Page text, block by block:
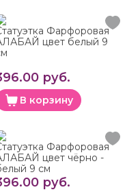
Фарфоровая
цвет белый 9
руб.
В корзину
Фарфоровая
цвет чёрно -
9 см
руб.